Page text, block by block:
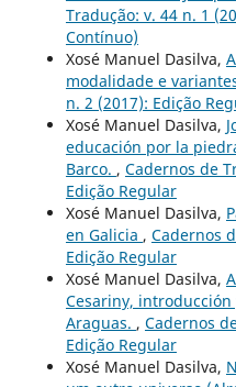
Tradução: v. 44 n. 1
Contínuo)
Xosé Manuel Dasilva,
modalidade e
n. 2 (2017): Edição
Xosé Manuel Dasilva,
educación por la
Barco. , Cadernos de
Edição Regular
Xosé Manuel Dasilva,
en Galicia , Cadernos
Edição Regular
Xosé Manuel Dasilva,
Cesariny,
Araguas. , Cadernos
Edição Regular
Xosé Manuel Dasilva,